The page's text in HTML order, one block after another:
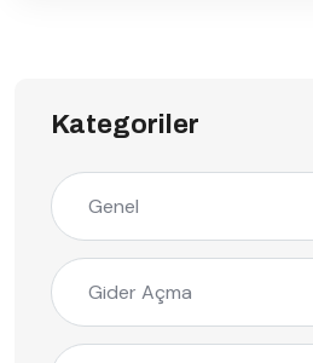
Kategoriler
Genel
Gider Açma